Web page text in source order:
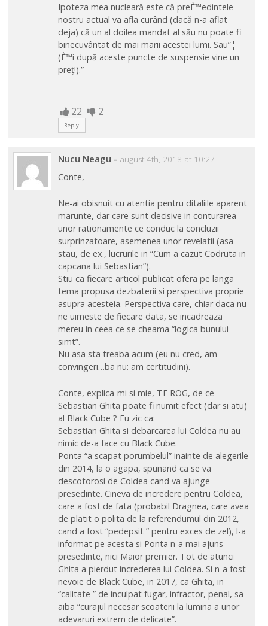
Ipoteza mea nucleară este că preÈ™edintele
nostru actual va afla curând (dacă n-a aflat
deja) că un al doilea mandat al său nu poate fi
binecuvântat de mai marii acestei lumi. Sau”¦
(È™i după aceste puncte de suspensie vine un
preț!).”
22 2
Reply
Nucu Neagu - august 4th, 2018 at 10:27
Conte,
Ne-ai obisnuit cu atentia pentru ditaliile aparent
marunte, dar care sunt decisive in conturarea
unor rationamente ce conduc la concluzii
surprinzatoare, asemenea unor revelatii (asa
stau, de ex., lucrurile in “Cum a cazut Codruta in
capcana lui Sebastian”).
Stiu ca fiecare articol publicat ofera pe langa
tema propusa dezbaterii si perspectiva proprie
asupra acesteia. Perspectiva care, chiar daca nu
ne uimeste de fiecare data, se incadreaza
mereu in ceea ce se cheama “logica bunului
simt”.
Nu asa sta treaba acum (eu nu cred, am
convingeri…ba nu: am certitudini).
Conte, explica-mi si mie, TE ROG, de ce
Sebastian Ghita poate fi numit efect (dar si atu)
al Black Cube ? Eu zic ca:
Sebastian Ghita si debarcarea lui Coldea nu au
nimic de-a face cu Black Cube.
Ponta “a scapat porumbelul” inainte de alegerile
din 2014, la o agapa, spunand ca se va
descotorosi de Coldea cand va ajunge
presedinte. Cineva de incredere pentru Coldea,
care a fost de fata (probabil Dragnea, care avea
de platit o polita de la referendumul din 2012,
cand a fost “pedepsit ” pentru exces de zel), l-a
informat pe acesta si Ponta n-a mai ajuns
presedinte, nici Maior premier. Tot de atunci
Ghita a pierdut increderea lui Coldea. Si n-a fost
nevoie de Black Cube, in 2017, ca Ghita, in
“calitate ” de inculpat fugar, infractor, penal, sa
aiba “curajul necesar scoaterii la lumina a unor
adevaruri extrem de delicate”.